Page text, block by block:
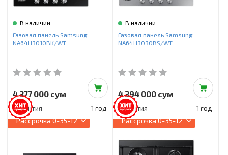
В наличии
Газовая панель Samsung
NA64H3010BK/WT
4 377 000 сум
Гарантия 1 год
В наличии
Газовая панель Samsung
NA64H3030BS/WT
4 394 000 сум
Гарантия 1 год
Рассрочка0-35-12 Рассрочка0-35-12